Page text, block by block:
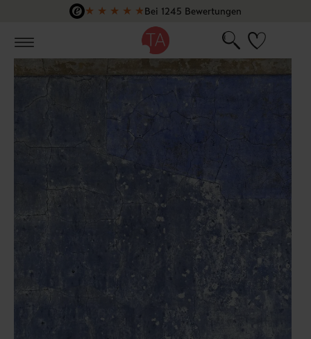
Zum Hauptinhalt springen
★ ★ ★ ★ ★Bei 1245 Bewertungen